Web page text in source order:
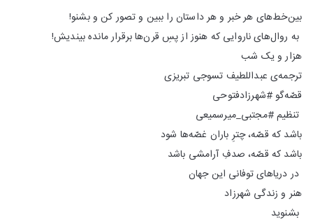
بین‌خط‌های هر خبر و هر داستان را ببین و تصور کن و بشنو!
به روال‌های ناروایی که هنوز از پسِ قرن‌ها برقرار مانده بیندیش!
هزار و یک شب
ترجمه‌ی عبداللطیف تسوجی تبریزی
قصّه‌گو #شهرزادفتوحی
تنظیم #مجتبی_میر‌سمیعی
باشد که قصّه، چترِ باران غصّه‌ها شود
باشد که قصّه، صدفِ آرامشی باشد
در دریا‌های توفانی این جهان
هنر و زندگی شهرزاد
بشنوید